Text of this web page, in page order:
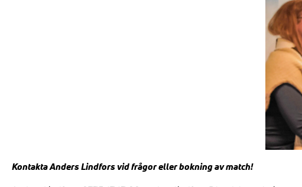
Kontakta Anders Lindfors vid frågor eller bokning av match!